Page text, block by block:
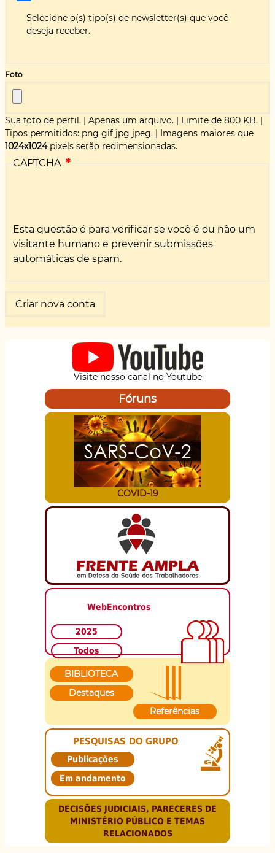
Selecione o(s) tipo(s) de newsletter(s) que você
deseja receber.
Foto
Sua foto de perfil. | Apenas um arquivo. | Limite de 800 KB. |
Tipos permitidos: png gif jpg jpeg. | Imagens maiores que
1024x1024pixels serão redimensionadas.
CAPTCHA
Esta questão é para verificar se você é ou não um
visitante humano e prevenir submissões
automáticas de spam.
Visite nosso canal no Youtube
Fóruns
COVID-19
WebEncontros
2025
Todos
BIBLIOTECA
Destaques
Referências
PESQUISAS DO GRUPO
Publicações
Em andamento
DECISÕES JUDICIAIS, PARECERES DE
MINISTÉRIO PÚBLICO E TEMAS
RELACIONADOS